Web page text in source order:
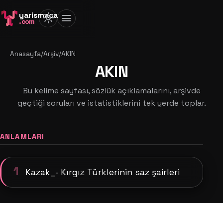
yarismaca
.com light_mode menu
Anasayfa/Arşiv/AKIN
AKIN
Bu kelime sayfası, sözlük açıklamalarını, arşivde
geçtiği soruları ve istatistiklerini tek yerde toplar.
ANLAMLARI
1 Kazak_- Kırgız Türklerinin saz şairleri